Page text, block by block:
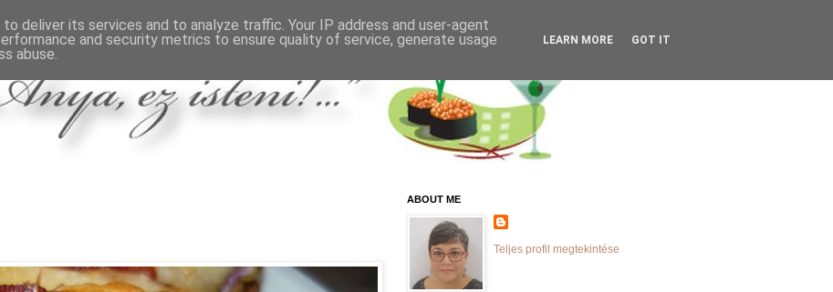
ABOUT ME
Teljes profil megtekintése
deliver its services and to analyze traffic. Your IP address and user-agent
and security metrics to ensure quality of service, generate usage
abuse.
LEARN MORE GOT IT